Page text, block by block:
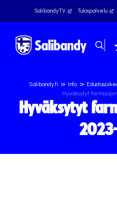
SalibandyTV Tulospalvelu
Salibandy.fi > Info >
Hyväksytyt
Hyväksytyt